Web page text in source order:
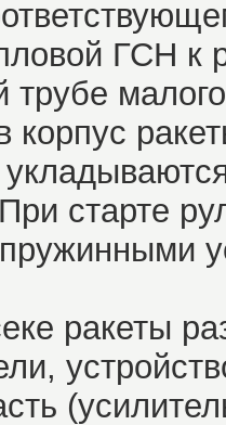
ГСН
трубе
корпус
старте
ракеты